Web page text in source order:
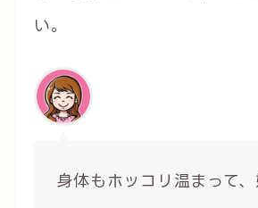
い。
身体もホッコリ温まって、